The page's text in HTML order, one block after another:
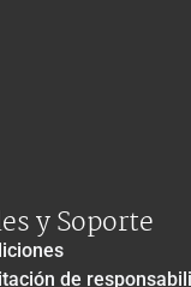
y Soporte
de